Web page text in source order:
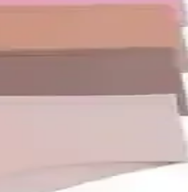
öne çıkar. Kişisel
tasarımıyla günlük kullanım